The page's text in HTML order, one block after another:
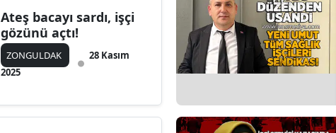
Ateş bacayı sardı, işçi
gözünü açtı!
ZONGULDAK
28 Kasım
2025